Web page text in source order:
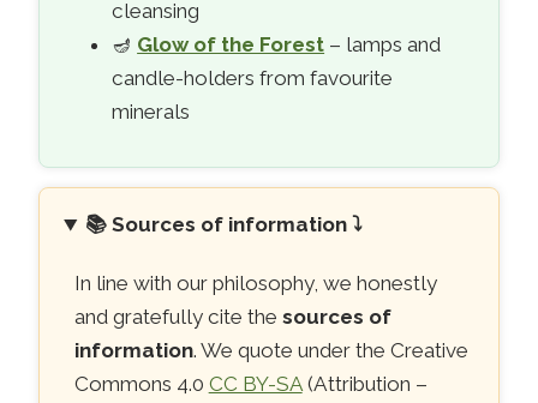
cleansing
🪔 Glow of the Forest – lamps and
candle-holders from favourite
minerals
📚Sources of information ⤵️
In line with our philosophy, we honestly
and gratefully cite the sources of
information. We quote under the Creative
Commons 4.0 CC BY-SA(Attribution –